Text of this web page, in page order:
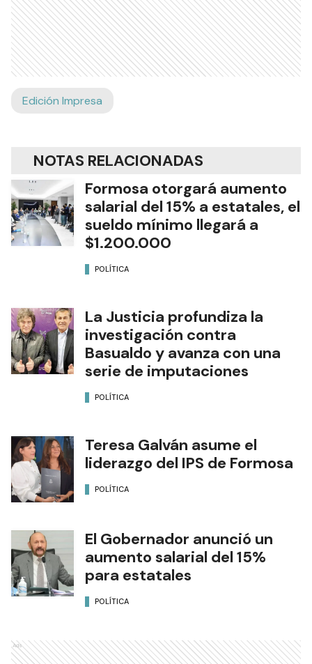
Edición Impresa
NOTAS RELACIONADAS
Formosa otorgará aumento
salarial del 15% a estatales, el
sueldo mínimo llegará a
$1.200.000
POLÍTICA
La Justicia profundiza la
investigación contra
Basualdo y avanza con una
serie de imputaciones
POLÍTICA
Teresa Galván asume el
liderazgo del IPS de Formosa
POLÍTICA
El Gobernador anunció un
aumento salarial del 15%
para estatales
POLÍTICA
Ads